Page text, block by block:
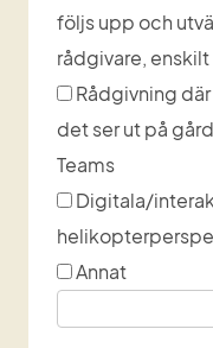
följs upp och
rådgivare,
Rådgivning
det ser ut på
Teams
Digitala/
Annat